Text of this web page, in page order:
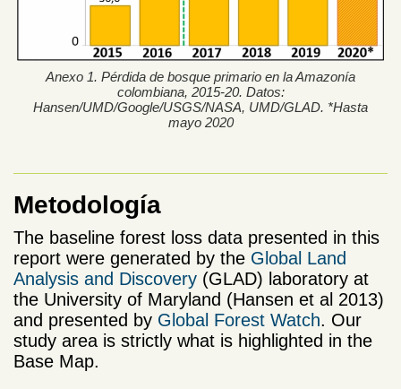
Anexo 1. Pérdida de bosque primario en la Amazonía
colombiana, 2015-20. Datos:
Hansen/UMD/Google/USGS/NASA, UMD/GLAD. *Hasta
mayo 2020
Metodología
The baseline forest loss data presented in this
report were generated by the Global Land
Analysis and Discovery (GLAD) laboratory at
the University of Maryland (Hansen et al 2013)
and presented by Global Forest Watch. Our
study area is strictly what is highlighted in the
Base Map.